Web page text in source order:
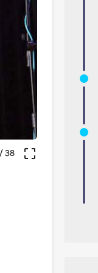
crop_free
38